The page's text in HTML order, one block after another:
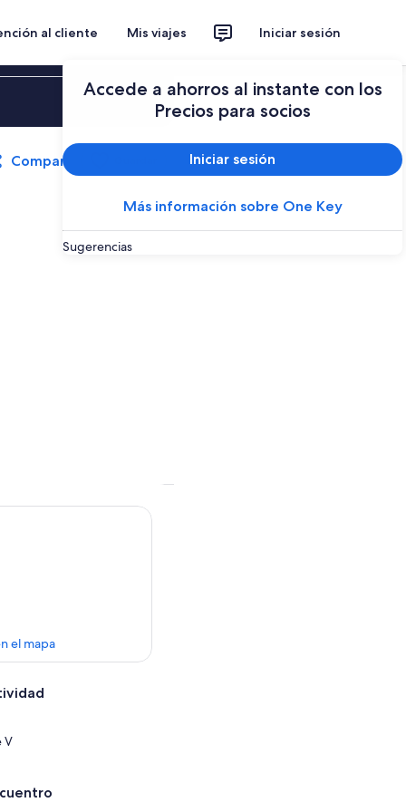
al cliente Mis viajes Iniciar sesión
Accede a ahorros al instante con los
Precios para socios
Iniciar sesión
Más información sobre One Key
Sugerencias
Iniciar sesión
Compartir
el mapa
V